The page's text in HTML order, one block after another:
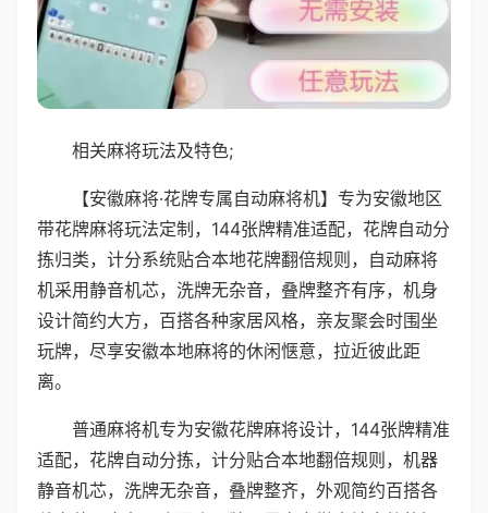
相关麻将玩法及特色;
【安徽麻将·花牌专属自动麻将机】专为安徽地区
带花牌麻将玩法定制，144张牌精准适配，花牌自动分
拣归类，计分系统贴合本地花牌翻倍规则，自动麻将
机采用静音机芯，洗牌无杂音，叠牌整齐有序，机身
设计简约大方，百搭各种家居风格，亲友聚会时围坐
玩牌，尽享安徽本地麻将的休闲惬意，拉近彼此距
离。
普通麻将机专为安徽花牌麻将设计，144张牌精准
适配，花牌自动分拣，计分贴合本地翻倍规则，机器
静音机芯，洗牌无杂音，叠牌整齐，外观简约百搭各